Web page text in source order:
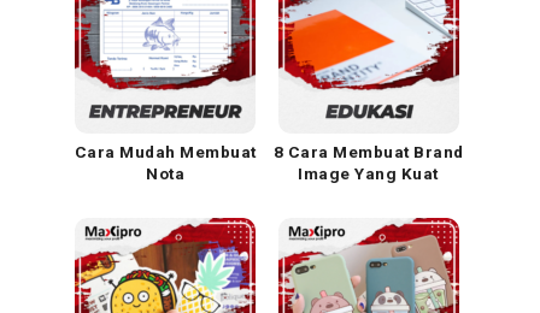
Cara Mudah Membuat
Nota
8 Cara Membuat Brand
Image Yang Kuat